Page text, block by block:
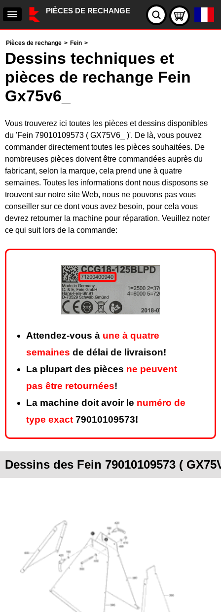
PIÈCES DE RECHANGE
Pièces de rechange > Fein >
Dessins techniques et
pièces de rechange Fein
Gx75v6_
Vous trouverez ici toutes les pièces et dessins disponibles
du 'Fein 79010109573 ( GX75V6_ )'. De là, vous pouvez
commander directement toutes les pièces souhaitées. De
nombreuses pièces doivent être commandées auprès du
fabricant, selon la marque, cela prend une à quatre
semaines. Toutes les informations dont nous disposons se
trouvent sur notre site Web, nous ne pouvons pas vous
conseiller sur ce dont vous avez besoin, pour cela vous
devrez retourner la machine pour réparation. Veuillez noter
ce qui suit lors de la commande:
Attendez-vous à une à quatre
semaines de délai de livraison!
La plupart des pièces ne peuvent
pas être retournées!
La machine doit avoir le numéro de
type exact 79010109573!
Dessins des Fein 79010109573 (